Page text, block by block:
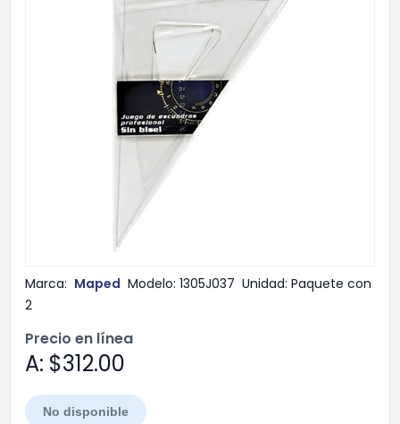
Marca: Maped Modelo: 1305J037 Unidad: Paquete con
2
Precio en línea
A: $312.00
No disponible